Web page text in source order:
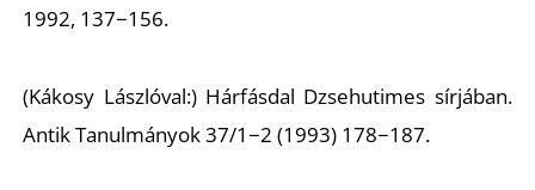
1992, 137−156.
(Kákosy Lászlóval:) Hárfásdal Dzsehutimes sírjában.
Antik Tanulmányok37/1−2 (1993) 178−187.